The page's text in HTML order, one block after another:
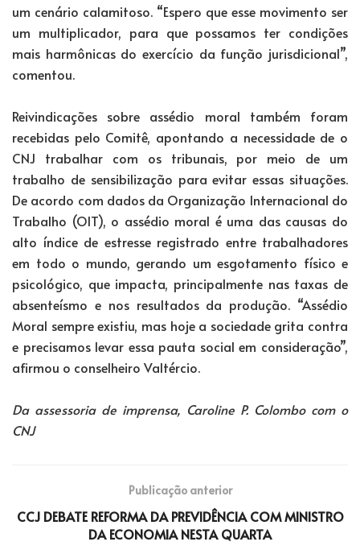
um cenário calamitoso. “Espero que esse movimento ser
um multiplicador, para que possamos ter condições
mais harmônicas do exercício da função jurisdicional”,
comentou.
Reivindicações sobre assédio moral também foram
recebidas pelo Comitê, apontando a necessidade de o
CNJ trabalhar com os tribunais, por meio de um
trabalho de sensibilização para evitar essas situações.
De acordo com dados da Organização Internacional do
Trabalho (OIT), o assédio moral é uma das causas do
alto índice de estresse registrado entre trabalhadores
em todo o mundo, gerando um esgotamento físico e
psicológico, que impacta, principalmente nas taxas de
absenteísmo e nos resultados da produção. “Assédio
Moral sempre existiu, mas hoje a sociedade grita contra
e precisamos levar essa pauta social em consideração”,
afirmou o conselheiro Valtércio.
Da assessoria de imprensa, Caroline P. Colombo com o
CNJ
Publicação anterior
CCJ DEBATE REFORMA DA PREVIDÊNCIA COM MINISTRO
DA ECONOMIA NESTA QUARTA